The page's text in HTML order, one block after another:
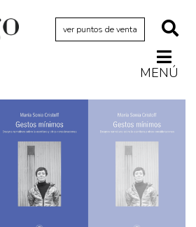
ver puntos de venta
MENÚ